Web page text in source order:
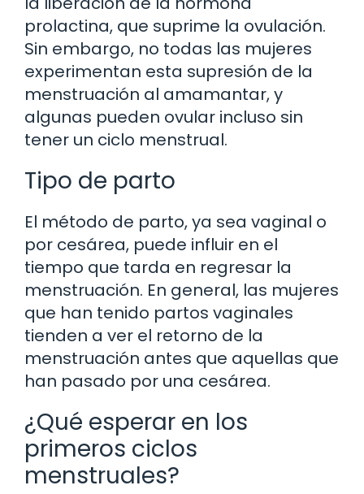
prolactina, que suprime la ovulación.
Sin embargo, no todas las mujeres
experimentan esta supresión de la
menstruación al amamantar, y
algunas pueden ovular incluso sin
tener un ciclo menstrual.
Tipo de parto
El método de parto, ya sea vaginal o
por cesárea, puede influir en el
tiempo que tarda en regresar la
menstruación. En general, las mujeres
que han tenido partos vaginales
tienden a ver el retorno de la
menstruación antes que aquellas que
han pasado por una cesárea.
¿Qué esperar en los
primeros ciclos
menstruales?